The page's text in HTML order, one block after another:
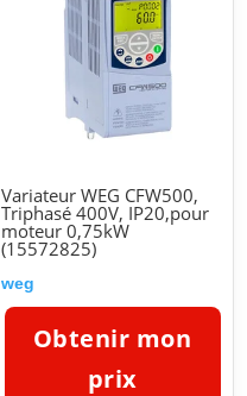
Variateur WEG CFW500,
Triphasé 400V, IP20,pour
moteur 0,75kW
(15572825)
weg
Obtenir mon
prix